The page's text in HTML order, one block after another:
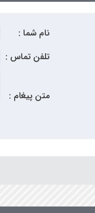
نام شما :
تلفن تماس :
متن پیغام :